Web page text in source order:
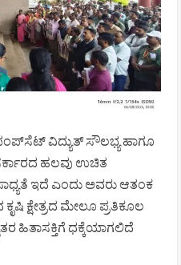
ಪಂಪ್‌ಸೆಟ್ ವಿದ್ಯುತ್ ಸೌಲಭ್ಯ ಹಾಗೂ
ಹಲವು ಉಚಿತ
ಇದೆ ಎಂದು ಅವರು ಆತಂಕ
ಕ್ಷೇತ್ರದ ಮೇಲೂ ಪ್ರತಿಕೂಲ
ಹಿತಾಸಕ್ತಿಗೆ ಧಕ್ಕೆಯಾಗಲಿದೆ